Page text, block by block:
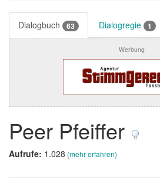
Dialogbuch 63 Dialogregie 1
Werbung
Peer Pfeiffer
Aufrufe: 1.028 (mehr erfahren)